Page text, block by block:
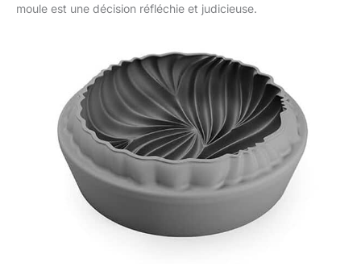
moule est une décision réfléchie et judicieuse.